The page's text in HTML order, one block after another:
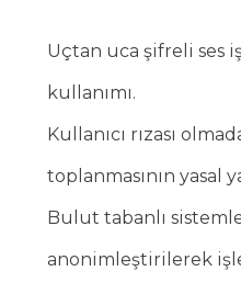
Uçtan uca şifreli ses
kullanımı.
Kullanıcı rızası
toplanmasının yasal
Bulut tabanlı
anonimleştirilerek